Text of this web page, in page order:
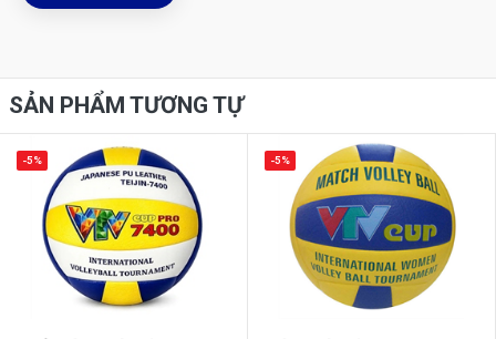
SẢN PHẨM TƯƠNG TỰ
-5% -5%